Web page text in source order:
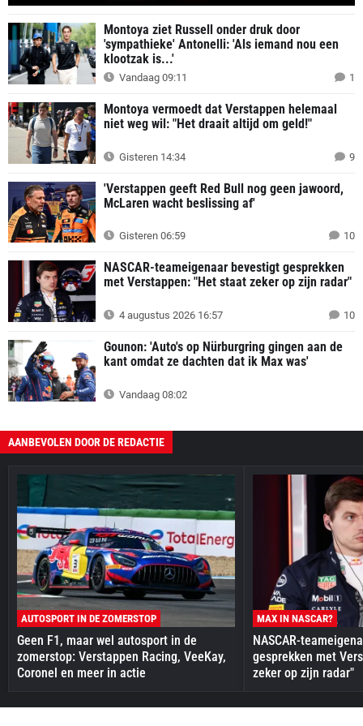
Montoya ziet Russell onder druk door
'sympathieke' Antonelli: 'Als iemand nou een
klootzak is...'
Vandaag 09:11 1
Montoya vermoedt dat Verstappen helemaal
niet weg wil: "Het draait altijd om geld!"
Gisteren 14:34 9
'Verstappen geeft Red Bull nog geen jawoord,
McLaren wacht beslissing af'
Gisteren 06:59 10
NASCAR-teameigenaar bevestigt gesprekken
met Verstappen: "Het staat zeker op zijn radar"
4 augustus 2026 16:57 10
Gounon: 'Auto's op Nürburgring gingen aan de
kant omdat ze dachten dat ik Max was'
Vandaag 08:02
AANBEVOLEN DOOR DE REDACTIE
AUTOSPORT IN DE ZOMERSTOP
Geen F1, maar wel autosport in de
zomerstop: Verstappen Racing, VeeKay,
Coronel en meer in actie
MAX IN NASCAR?
NASCAR-
gesprekken met
zeker op zijn radar"